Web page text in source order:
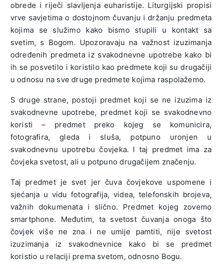
obrede i riječi slavljenja euharistije. Liturgijski propisi
vrve savjetima o dostojnom čuvanju i držanju predmeta
kojima se služimo kako bismo stupili u kontakt sa
svetim, s Bogom. Upozoravaju na važnost izuzimanja
određenih predmeta iz svakodnevne upotrebe kako bi
ih se posvetilo i koristilo kao predmete koji su drugačiji
u odnosu na sve druge predmete kojima raspolažemo.
S druge strane, postoji predmet koji se ne izuzima iz
svakodnevne upotrebe, predmet koji se svakodnevno
koristi – predmet preko kojeg se komunicira,
fotografira, gleda i sluša, potpuno uronjen u
svakodnevnu upotrebu čovjeka. I taj predmet ima za
čovjeka svetost, ali u potpuno drugačijem značenju.
Taj predmet je svet jer čuva čovjekove uspomene i
sjećanja u vidu fotografija, videa, telefonskih brojeva,
važnih dokumenata i slično. Predmet kojeg zovemo
smartphone. Međutim, ta svetost čuvanja onoga što
čovjek više ne zna i ne umije pamtiti, nije svetost
izuzimanja iz svakodnevnice kako bi se predmet
koristio u relaciji prema svetom, odnosno Bogu.